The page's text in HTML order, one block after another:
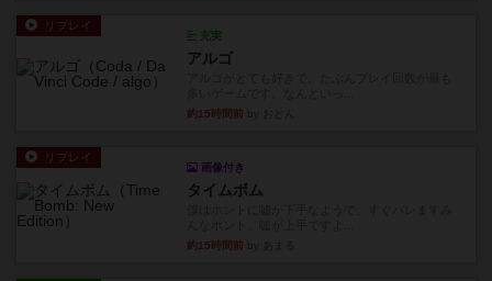
リプレイ
充実
アルゴ
約15時間前
リプレイ
画像付き
タイムボム
約15時間前